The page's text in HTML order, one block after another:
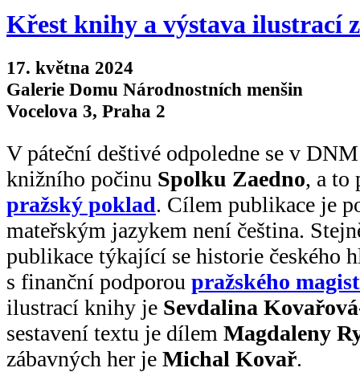
Křest knihy a výstava ilustrací
17. května 2024
Galerie Domu Národnostních menšin
Vocelova 3, Praha 2
V páteční deštivé odpoledne se v
knižního počinu Spolku Zaedno, a to
pražský poklad. Cílem publikace je
mateřským jazykem není čeština.
publikace týkající se historie českého
s finanční podporou pražského
ilustrací knihy je Sevdalina
sestavení textu je dílem Magdaleny
zábavných her je Michal Kovař.